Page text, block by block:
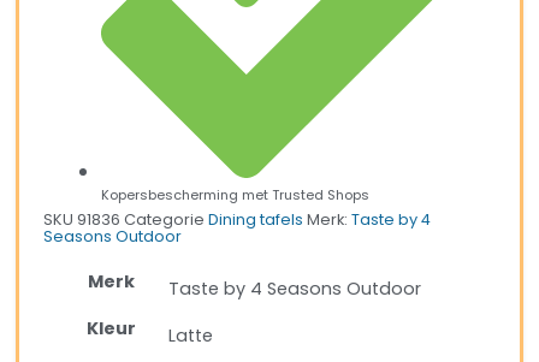
Kopersbescherming met Trusted Shops
SKU91836Categorie Dining tafels Merk:Taste by 4
Seasons Outdoor
Merk
Taste by 4 Seasons Outdoor
Kleur
Latte